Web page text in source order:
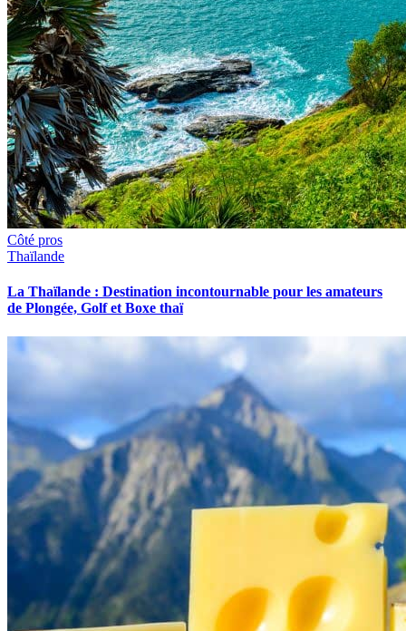
Côté pros
Thaïlande
La Thaïlande : Destination incontournable pour les amateurs
de Plongée, Golf et Boxe thaï